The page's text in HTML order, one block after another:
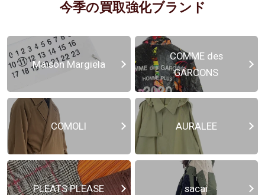
今季の買取強化ブランド
Maison Margiela
COMME des
GARCONS
COMOLI AURALEE
PLEATS PLEASE sacai